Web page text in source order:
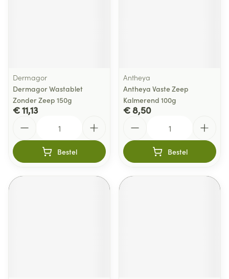
Dermagor
Dermagor Wastablet
Zonder Zeep 150g
€ 11,13
Bestel
Antheya
Antheya Vaste Zeep
Kalmerend 100g
€ 8,50
Bestel